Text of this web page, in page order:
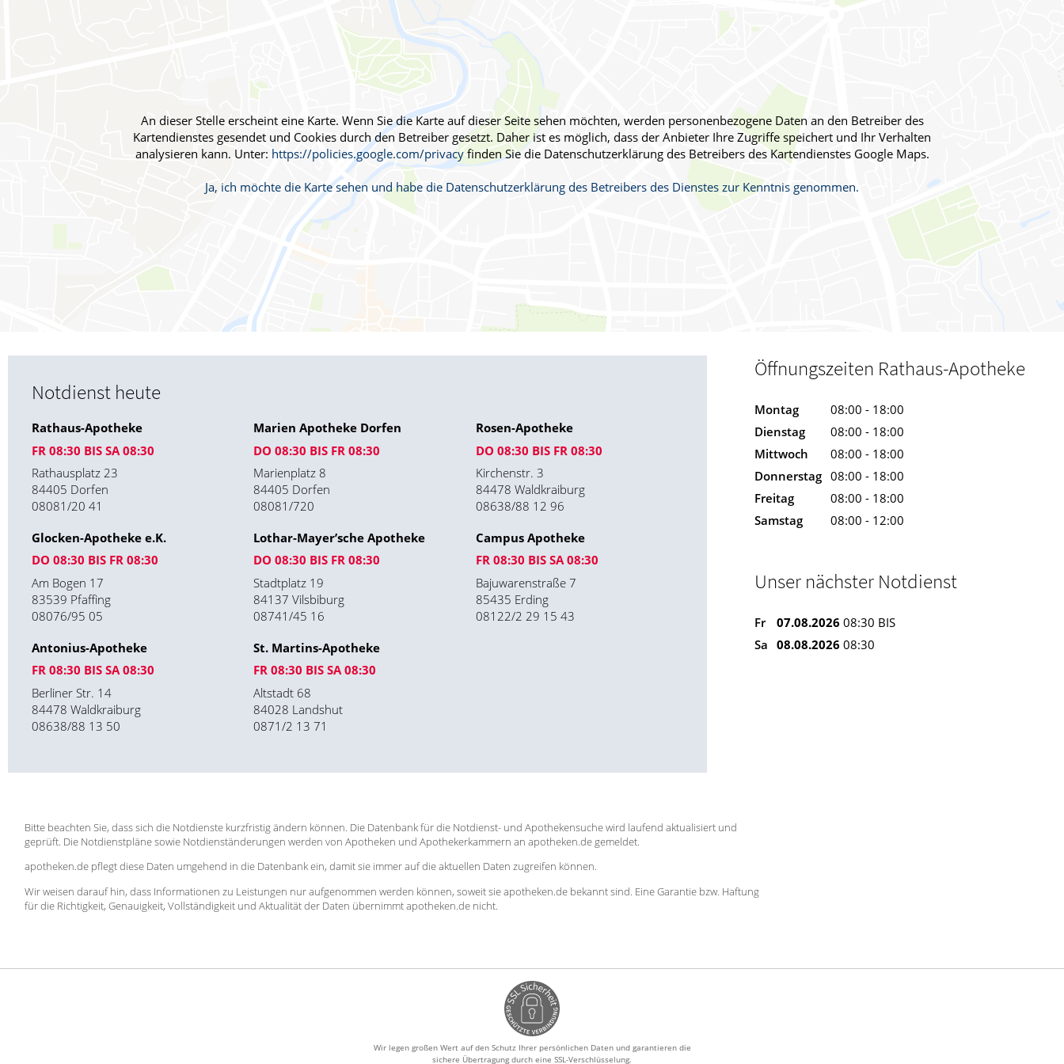
Schmerz- und Schlafmedizin
Frauenkrankheiten
Männerkrankheiten
An dieser Stelle erscheint eine Karte. Wenn Sie die Karte auf dieser Seite sehen möchten, werden personenbezogene Daten an den Betreiber des
Kartendienstes gesendet und Cookies durch den Betreiber gesetzt. Daher ist es möglich, dass der Anbieter Ihre Zugriffe speichert und Ihr Verhalten
analysieren kann. Unter: https://policies.google.com/privacyfinden Sie die Datenschutzerklärung des Betreibers des Kartendienstes Google Maps.
Ja, ich möchte die Karte sehen und habe die Datenschutzerklärung des Betreibers des Dienstes zur Kenntnis genommen.
Notdienst heute
Rathaus-Apotheke
FR 08:30 BIS SA 08:30
Rathausplatz 23
84405 Dorfen
08081/20 41
Marien Apotheke Dorfen
DO 08:30 BIS FR 08:30
Marienplatz 8
84405 Dorfen
08081/720
Rosen-Apotheke
DO 08:30 BIS FR 08:30
Kirchenstr. 3
84478 Waldkraiburg
08638/88 12 96
Glocken-Apotheke e.K.
DO 08:30 BIS FR 08:30
Am Bogen 17
83539 Pfaffing
08076/95 05
Lothar-Mayer’sche Apotheke
DO 08:30 BIS FR 08:30
Stadtplatz 19
84137 Vilsbiburg
08741/45 16
Campus Apotheke
FR 08:30 BIS SA 08:30
Bajuwarenstraße 7
85435 Erding
08122/2 29 15 43
Antonius-Apotheke
FR 08:30 BIS SA 08:30
Berliner Str. 14
84478 Waldkraiburg
08638/88 13 50
St. Martins-Apotheke
FR 08:30 BIS SA 08:30
Altstadt 68
84028 Landshut
0871/2 13 71
Öffnungszeiten Rathaus-Apotheke
Montag
08:00 - 18:00
Dienstag
08:00 - 18:00
Mittwoch
08:00 - 18:00
Donnerstag 08:00 - 18:00
Freitag
08:00 - 18:00
Samstag
08:00 - 12:00
Unser nächster Notdienst
Fr 07.08.2026 08:30 BIS
Sa 08.08.2026 08:30
Bitte beachten Sie, dass sich die Notdienste kurzfristig ändern können. Die Datenbank für die Notdienst- und Apothekensuche wird laufend aktualisiert und
geprüft. Die Notdienstpläne sowie Notdienständerungen werden von Apotheken und Apothekerkammern an apotheken.de gemeldet.
apotheken.de pflegt diese Daten umgehend in die Datenbank ein, damit sie immer auf die aktuellen Daten zugreifen können.
Wir weisen darauf hin, dass Informationen zu Leistungen nur aufgenommen werden können, soweit sie apotheken.de bekannt sind. Eine Garantie bzw. Haftung
für die Richtigkeit, Genauigkeit, Vollständigkeit und Aktualität der Daten übernimmt apotheken.de nicht.
Wir legen großen Wert auf den Schutz Ihrer persönlichen Daten und garantieren die
sichere Übertragung durch eine SSL-Verschlüsselung.